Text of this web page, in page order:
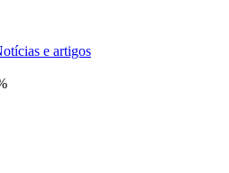
e artigos